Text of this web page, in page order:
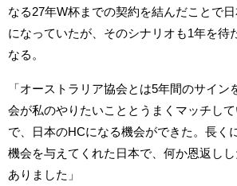
なる27年W杯までの契約を結んだことで
になっていたが、そのシナリオも1年を待
なる。
「オーストラリア協会とは5年間のサイン
会が私のやりたいこととうまくマッチし
で、日本のHCになる機会ができた。長く
機会を与えてくれた日本で、何か恩返し
ありました」